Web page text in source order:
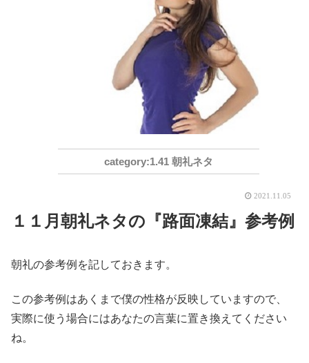
1.41 朝礼ネタ
2021.11.05
１１月朝礼ネタの『路面凍結』参考例
朝礼の参考例を記しておきます。
この参考例はあくまで僕の性格が反映していますので、
実際に使う場合にはあなたの言葉に置き換えてください
ね。